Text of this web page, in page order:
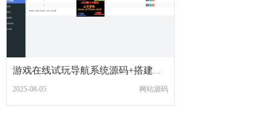
2025-08-05 网站源码